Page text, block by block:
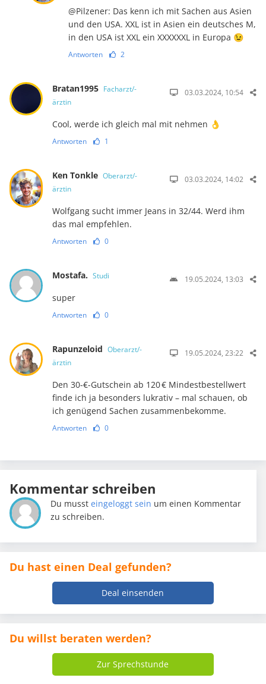
@Pilzener: Das kenn ich mit Sachen aus Asien
und den USA. XXL ist in Asien ein deutsches M,
in den USA ist XXL ein XXXXXXL in Europa 😉
Antworten 2
Bratan1995 Facharzt/-
ärztin
03.03.2024, 10:54
Cool, werde ich gleich mal mit nehmen 👌
Antworten 1
Ken Tonkle Oberarzt/-
ärztin
03.03.2024, 14:02
Wolfgang sucht immer Jeans in 32/44. Werd ihm
das mal empfehlen.
Antworten 0
Mostafa. Studi 19.05.2024, 13:03
super
Antworten 0
Rapunzeloid Oberarzt/-
ärztin
19.05.2024, 23:22
Den 30-€-Gutschein ab 120 € Mindestbestellwert
finde ich ja besonders lukrativ – mal schauen, ob
ich genügend Sachen zusammenbekomme.
Antworten 0
Kommentar schreiben
Du mussteingeloggt sein um einen Kommentar
zu schreiben.
Du hast einen Deal gefunden?
Deal einsenden
Du willst beraten werden?
Zur Sprechstunde